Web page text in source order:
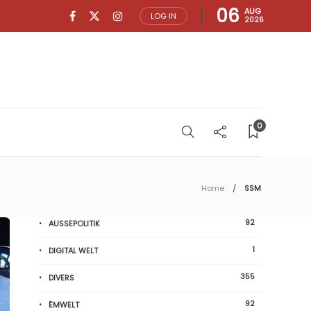
LOG IN 06 AUG
2026
0
Home SSM
AUSSEPOLITIK 92
DIGITAL WELT 1
DIVERS 355
ËMWELT 92